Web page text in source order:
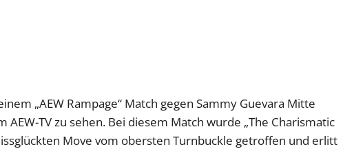
„AEW Rampage“ Match gegen Sammy Guevara Mitte
AEW-TV zu sehen. Bei diesem Match wurde „The Charismatic
Move vom obersten Turnbuckle getroffen und erlitt